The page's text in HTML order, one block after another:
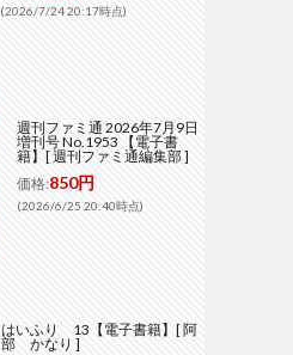
(2026/7/24 20:17時点)
週刊ファミ通 2026年7月9日
増刊号 No.1953 【電子書
籍】[ 週刊ファミ通編集部 ]
価格:850円
(2026/6/25 20:40時点)
はいふり 13【電子書籍】[ 阿
部 かなり ]